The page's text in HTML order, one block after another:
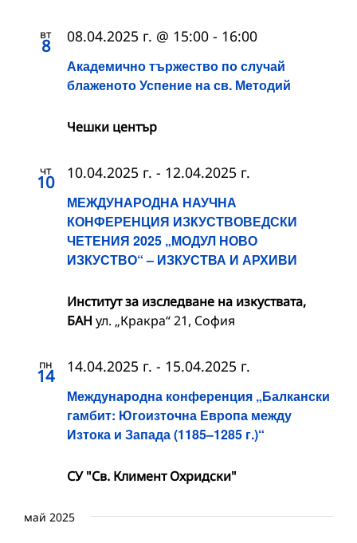
вт
8
Академично тържество по случай
блаженото Успение на св. Методий
08.04.2025 г. @ 15:00 - 16:00
Чешки център
чт
10
МЕЖДУНАРОДНА НАУЧНА
КОНФЕРЕНЦИЯ ИЗКУСТВОВЕДСКИ
ЧЕТЕНИЯ 2025 „МОДУЛ НОВО
ИЗКУСТВО“ – ИЗКУСТВА И АРХИВИ
10.04.2025 г. - 12.04.2025 г.
Институт за изследване на изкуствата,
БАН ул. „Кракра“ 21, София
пн
14
Международна конференция „Балкански
гамбит: Югоизточна Европа между
Изтока и Запада (1185–1285 г.)“
14.04.2025 г. - 15.04.2025 г.
СУ "Св. Климент Охридски"
май 2025